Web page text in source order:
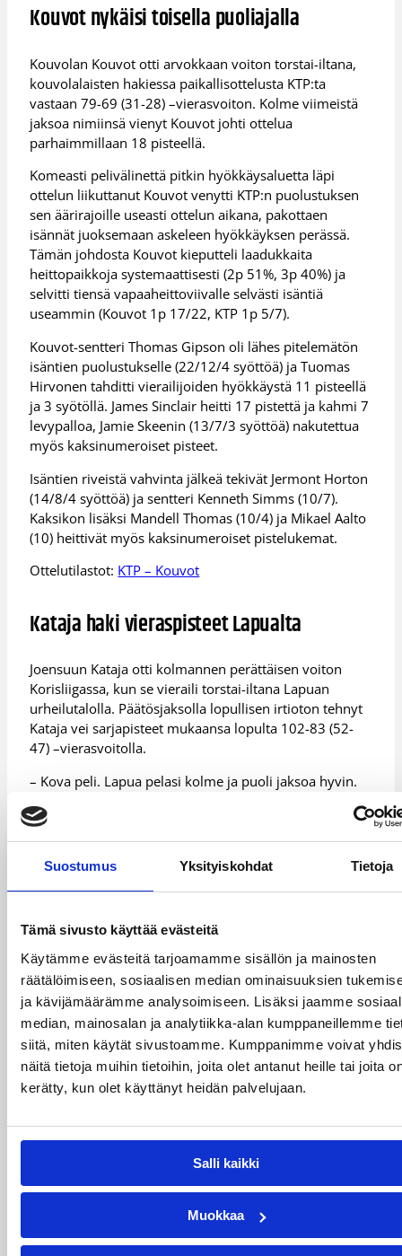
Suostumus Yksityiskohdat Tietoja
Tämä sivusto käyttää evästeitä
Käytämme evästeitä tarjoamamme sisällön ja mainosten
räätälöimiseen, sosiaalisen median ominaisuuksien
ja kävijämäärämme analysoimiseen. Lisäksi jaamme
median, mainosalan ja analytiikka-alan kumppaneillemme
siitä, miten käytät sivustoamme. Kumppanimme voivat
näitä tietoja muihin tietoihin, joita olet antanut heille tai joita
kerätty, kun olet käyttänyt heidän palvelujaan.
Salli kaikki
Muokkaa
Kouvot nykäisi toisella puoliajalla
Kouvolan Kouvot otti arvokkaan voiton torstai-iltana,
kouvolalaisten hakiessa paikallisottelusta KTP:ta
vastaan 79-69 (31-28) –vierasvoiton. Kolme viimeistä
jaksoa nimiinsä vienyt Kouvot johti ottelua
parhaimmillaan 18 pisteellä.
Komeasti pelivälinettä pitkin hyökkäysaluetta läpi
ottelun liikuttanut Kouvot venytti KTP:n puolustuksen
sen äärirajoille useasti ottelun aikana, pakottaen
isännät juoksemaan askeleen hyökkäyksen perässä.
Tämän johdosta Kouvot kieputteli laadukkaita
heittopaikkoja systemaattisesti (2p 51%, 3p 40%) ja
selvitti tiensä vapaaheittoviivalle selvästi isäntiä
useammin (Kouvot 1p 17/22, KTP 1p 5/7).
Kouvot-sentteri Thomas Gipson oli lähes pitelemätön
isäntien puolustukselle (22/12/4 syöttöä) ja Tuomas
Hirvonen tahditti vierailijoiden hyökkäystä 11 pisteellä
ja 3 syötöllä. James Sinclair heitti 17 pistettä ja kahmi 7
levypalloa, Jamie Skeenin (13/7/3 syöttöä) nakutettua
myös kaksinumeroiset pisteet.
Isäntien riveistä vahvinta jälkeä tekivät Jermont Horton
(14/8/4 syöttöä) ja sentteri Kenneth Simms (10/7).
Kaksikon lisäksi Mandell Thomas (10/4) ja Mikael Aalto
(10) heittivät myös kaksinumeroiset pistelukemat.
Ottelutilastot: KTP – Kouvot
Kataja haki vieraspisteet Lapualta
Joensuun Kataja otti kolmannen perättäisen voiton
Korisliigassa, kun se vieraili torstai-iltana Lapuan
urheilutalolla. Päätösjaksolla lopullisen irtioton tehnyt
Kataja vei sarjapisteet mukaansa lopulta 102-83 (52-
47) –vierasvoitolla.
– Kova peli. Lapua pelasi kolme ja puoli jaksoa hyvin.
lopussa stoppeja, niin me onnistuimme siinä. Sen
kautta saimme toteutettua hyökkäystämme paremmin,
niputti Kataja-luotsi Greg Gibson.
Vierailijoiden ykköstykkinä toimi vahvan ottelun
kieputellessa isäntien puolustusta solmuun 5 pisteen ja
10 koriin johtaneen syötön edestä. Ilari Seppälä heitti
20 pistettä ja jakoi 4 koriin johtanutta syöttöä ja
Tommi Huolila (10/3/3 torjuntaa) väläytteli vahvoja
otteita korirenkaiden läheisyydessä.
Kobrien sisäpelaaja Christopher Ortiz (20/8) oli isäntien
tehokkain, takamies Stephen Croonen (18/8 syöttöä)
tarjotessa vahvaa tukea. Ortizin etukentän partneri
vahvalla pelipäällä ja Jussi Turja säkitti 12 pistettä.
Kobrat – Kataja